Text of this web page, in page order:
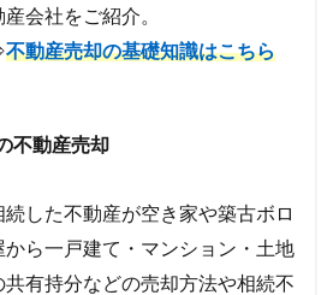
産会社をご紹介。
不動産売却の基礎知識はこちら
不動産売却
続した不動産が空き家や築古ボロ
から一戸建て・マンション・土地
共有持分などの売却方法や相続不